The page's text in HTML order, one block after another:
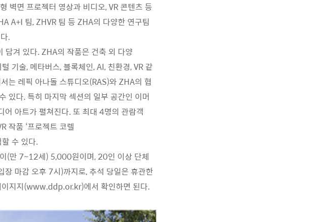
벽면 프로젝터 영상과 비디오, VR 콘텐츠 등
A+I 팀, ZHVR 팀 등 ZHA의 다양한 연구팀
.
담겨 있다. ZHA의 작품은 건축 외 다양
기술, 메타버스, 블록체인, AI, 친환경, VR 같
는 레픽 아나돌 스튜디오(RAS)와 ZHA의 협
다. 특히 마지막 섹션의 일부 공간인 이머
아트가 펼쳐진다. 또 최대 4명의 관람객
작품 ‘프로젝트 코렐
수 있다.
(만 7~12세) 5,000원이며, 20인 이상 단체
마감 오후 7시)까지로, 추석 당일은 휴관한
이지지(www.ddp.or.kr)에서 확인하면 된다.